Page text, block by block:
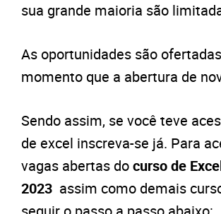
sua grande maioria são
As oportunidades são
momento que a abertura de
Sendo assim, se você teve
de excel inscreva-se já. Para
vagas abertas docurso de
2023 assim como demais